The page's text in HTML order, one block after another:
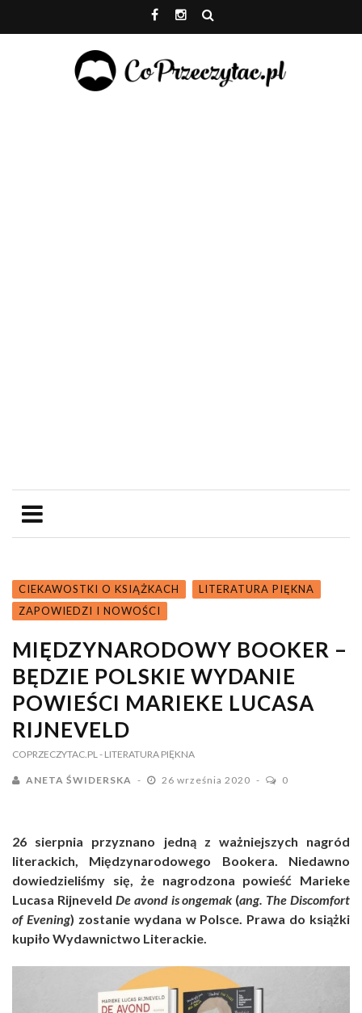
CIEKAWOSTKI O KSIĄŻKACH
LITERATURA PIĘKNA
ZAPOWIEDZI I NOWOŚCI
MIĘDZYNARODOWY BOOKER –
BĘDZIE POLSKIE WYDANIE
POWIEŚCI MARIEKE LUCASA
RIJNEVELD
COPRZECZYTAC.PL - LITERATURA PIĘKNA
ANETA ŚWIDERSKA 26 września 2020 0
26 sierpnia przyznano jedną z ważniejszych nagród
literackich, Międzynarodowego Bookera. Niedawno
dowiedzieliśmy się, że nagrodzona powieść Marieke
Lucasa Rijneveld De avond is ongemak (ang. The Discomfort
of Evening) zostanie wydana w Polsce. Prawa do książki
kupiło Wydawnictwo Literackie.